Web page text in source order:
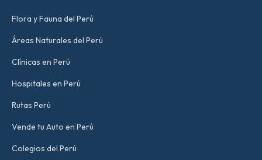
Flora y Fauna del Perú
Áreas Naturales del Perú
Clínicas en Perú
Hospitales en Perú
Rutas Perú
Vende tu Auto en Perú
Colegios del Perú